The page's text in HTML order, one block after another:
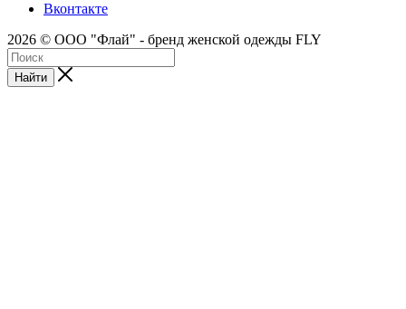
Вконтакте
2026 © ООО "Флай" - бренд женской одежды FLY
Найти